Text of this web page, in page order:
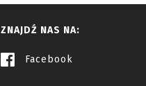
ZNAJDŹ NAS NA:
Facebook